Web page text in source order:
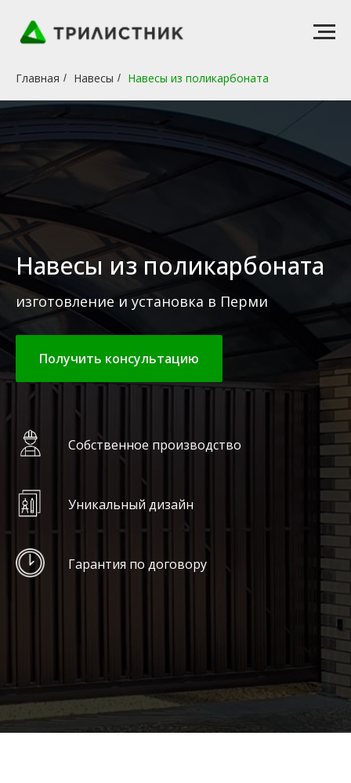
Главная / Навесы / Навесы из поликарбоната
Навесы из поликарбоната
изготовление и установка в Перми
Получить консультацию
Собственное производство
Уникальный дизайн
Гарантия по договору